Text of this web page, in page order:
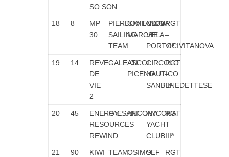
SO.SON
18 8
MP
30
PIERDOMENICO
SAILING
TEAM
CIVITANOVA
MARCHE
CLUB
VELA
PORTOCIVITANOVA
RGT
–
VIª
19 14
REVE
DE
VIE
2
GALEATIASCOLI
PICENO
CIRCOLO
NAUTICO
SANBENEDETTESE
RGT
–
IIª
20 45
ENERGY
RESOURCES
REWIND
PAESANIANCONAANCONA
YACHT
CLUB
RGT
–
IIIª
21 90
KIWI TEAMOSIMOSEF
RGT